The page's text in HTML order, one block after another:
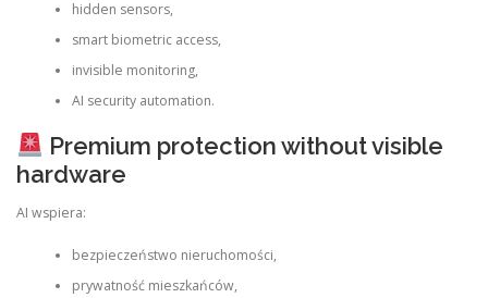
hidden sensors,
smart biometric access,
invisible monitoring,
AI security automation.
Premium protection without visible
hardware
AI wspiera:
bezpieczeństwo nieruchomości,
prywatność mieszkańców,